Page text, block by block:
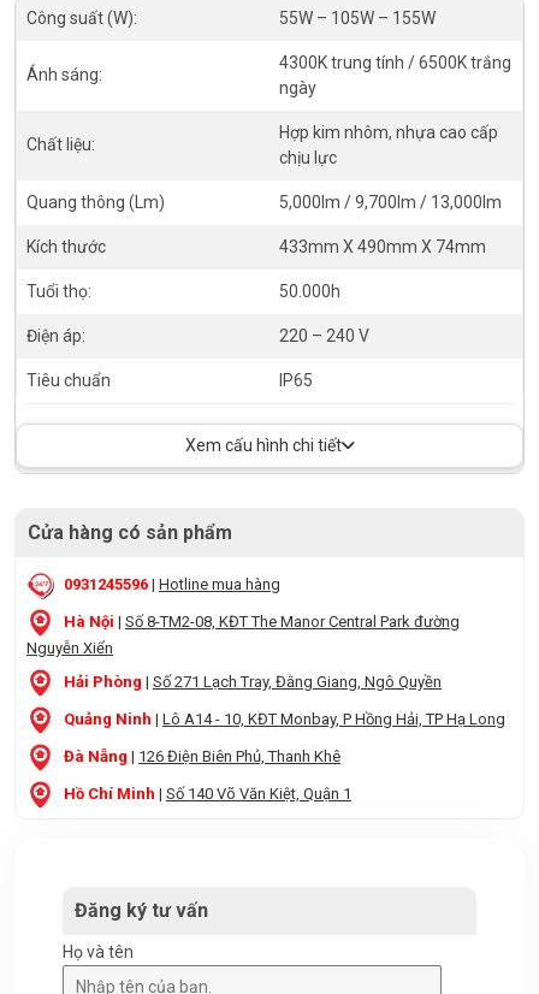
Công suất (W): 55W – 105W – 155W
Ánh sáng:
4300K trung tính / 6500K trắng
ngày
Chất liệu:
Hợp kim nhôm, nhựa cao cấp
chịu lực
Quang thông (Lm) 5,000lm / 9,700lm / 13,000lm
Kích thước 433mm X 490mm X 74mm
Tuổi thọ: 50.000h
Điện áp: 220 – 240 V
Tiêu chuẩn IP65
Xem cấu hình chi tiết
Cửa hàng có sản phẩm
0931245596 | Hotline mua hàng
Hà Nội | Số 8-TM2-08, KĐT The Manor Central Park đường
Nguyễn Xiển
Hải Phòng | Số 271 Lạch Tray, Đằng Giang, Ngô Quyền
Quảng Ninh | Lô A14 - 10, KĐT Monbay, P Hồng Hải, TP Hạ Long
Đà Nẵng | 126 Điện Biên Phủ, Thanh Khê
Hồ Chí Minh | Số 140 Võ Văn Kiệt, Quận 1
Đăng ký tư vấn
Họ và tên